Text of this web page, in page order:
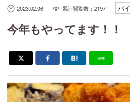
2023.02.06 累計閲覧数：2197 バ
今年もやってます！！